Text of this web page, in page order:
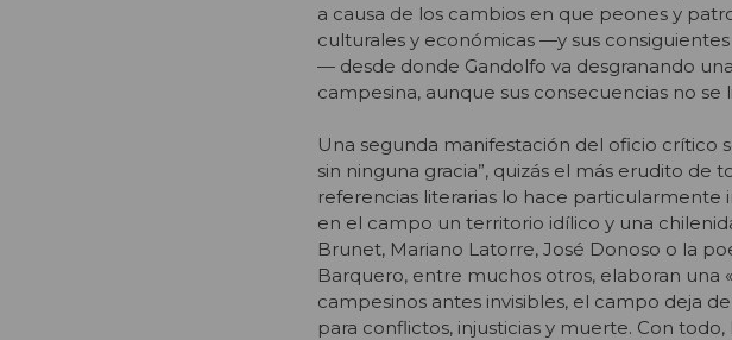
a causa de los cambios en que peones y
culturales y económicas —y sus
— desde donde Gandolfo va desgranando
campesina, aunque sus consecuencias no
Una segunda manifestación del oficio crítico
sin ninguna gracia”, quizás el más erudito
referencias literarias lo hace particularmente
en el campo un territorio idílico y una
Brunet, Mariano Latorre, José Donoso o la
Barquero, entre muchos otros, elaboran una
campesinos antes invisibles, el campo deja
para conflictos, injusticias y muerte. Con